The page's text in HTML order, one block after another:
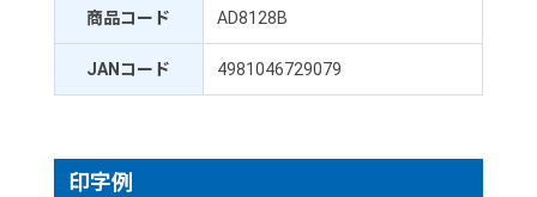
商品コード AD8128B
JANコード 4981046729079
印字例